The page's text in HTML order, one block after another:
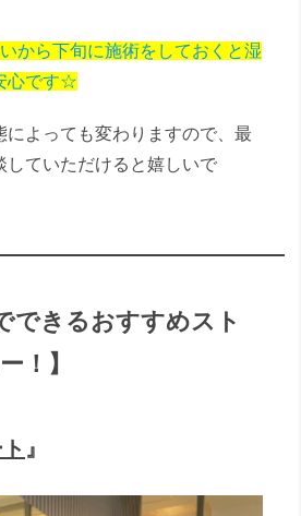
から下旬に施術をしておくと湿
心です☆
によっても変わりますので、最
していただけると嬉しいで
できるおすすめスト
！】
』